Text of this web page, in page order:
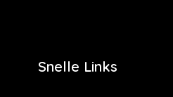
Snelle Links